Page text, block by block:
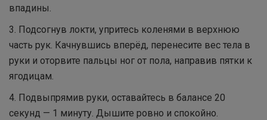
впадины.
3. Подсогнув локти, упритесь коленями в верхнюю
часть рук. Качнувшись вперёд, перенесите вес тела в
руки и оторвите пальцы ног от пола, направив пятки к
ягодицам.
4. Подвыпрямив руки, оставайтесь в балансе 20
секунд — 1 минуту. Дышите ровно и спокойно.